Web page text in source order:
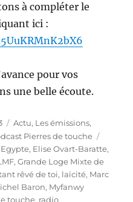
à compléter le
ici :
pour vos
une belle écoute.
Catégories
Actu, Les émissions,
Pierres de touche
Egypte, Elise Ovart-Baratte,
,Grande Loge Mixte de
rêvé de toi, laïcité, Marc
Baron, Myfanwy
touche, radio